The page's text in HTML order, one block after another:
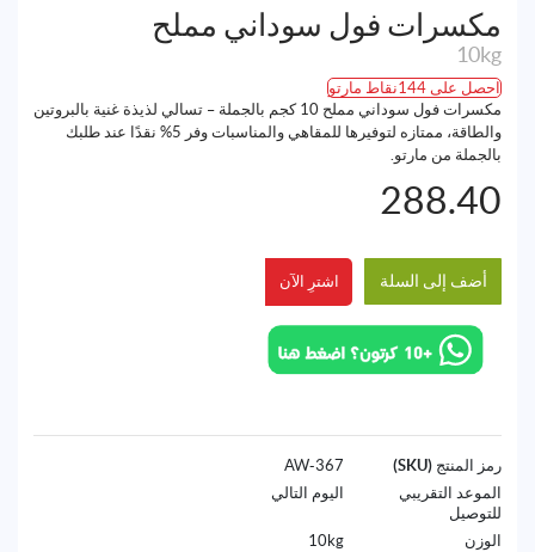
مكسرات فول سوداني مملح
10kg
احصل على 144نقاط مارتو
مكسرات فول سوداني مملح 10 كجم بالجملة – تسالي لذيذة غنية بالبروتين
والطاقة، ممتازه لتوفيرها للمقاهي والمناسبات وفر 5% نقدًا عند طلبك
بالجملة من مارتو.
288.40
أضف إلى السلة اشترِ الآن
رمز المنتج (SKU)
367-AW
الموعد التقريبي
للتوصيل
اليوم التالي
الوزن
10kg